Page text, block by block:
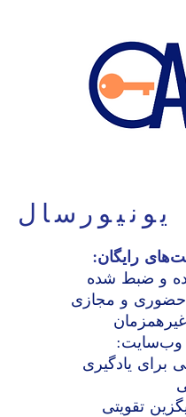
یونیورسال
رایگان:
و ضبط شده
و مجازی
وب‌سایت:
برای یادگیری
تقویتی